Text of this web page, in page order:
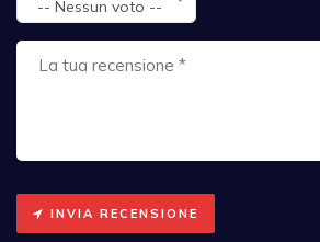
-- Nessun voto --
INVIA RECENSIONE